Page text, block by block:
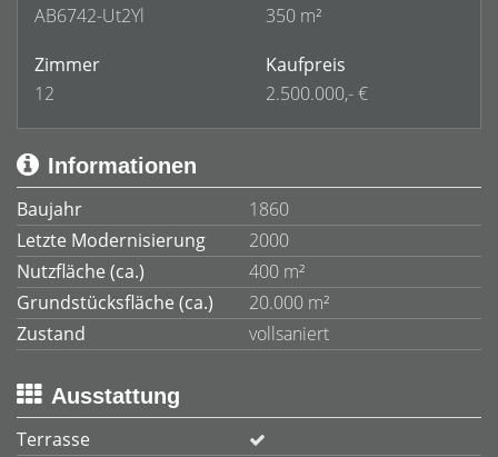
AB6742-Ut2Yl
350 m²
Zimmer
12
Kaufpreis
2.500.000,- €
Informationen
Baujahr
1860
Letzte Modernisierung
2000
Nutzfläche (ca.)
400 m²
Grundstücksfläche (ca.)
20.000 m²
Zustand
vollsaniert
Ausstattung
Terrasse